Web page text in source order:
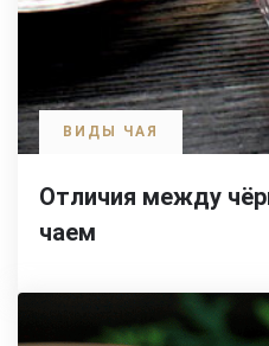
ВИДЫ ЧАЯ
Отличия между
чаем